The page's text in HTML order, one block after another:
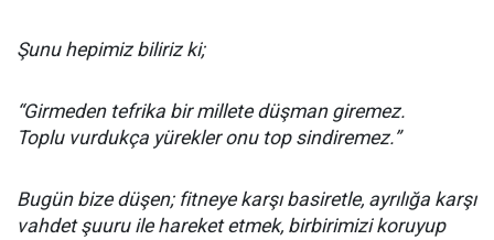
Şunu hepimiz biliriz ki;
“Girmeden tefrika bir millete düşman giremez.
Toplu vurdukça yürekler onu top sindiremez.”
Bugün bize düşen; fitneye karşı basiretle, ayrılığa karşı
vahdet şuuru ile hareket etmek, birbirimizi koruyup